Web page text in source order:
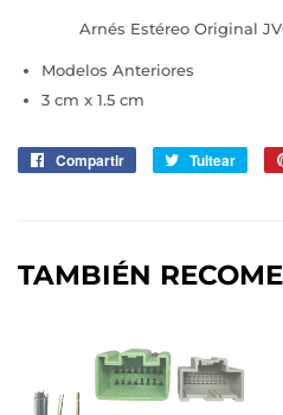
Arnés Estéreo Original
Modelos Anteriores
3 cm x 1.5 cm
Compartir
CompartirTuitear
TAMBIÉN